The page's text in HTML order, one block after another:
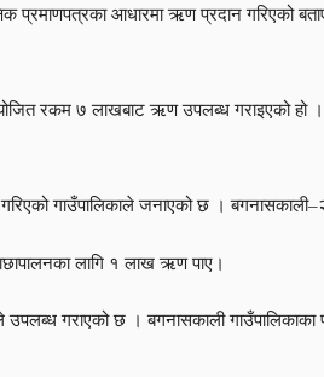
प्रमाणपत्रका आधारमा ऋण प्रदान गरिएको
रकम ७ लाखबाट ऋण उपलब्ध गराइएको
गाउँपालिकाले जनाएको छ ।
लागि १ लाख ऋण पाए।
गराएको छ । बगनासकाली